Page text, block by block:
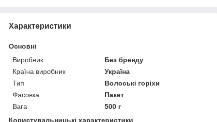
Характеристики
Основні
Виробник
Без бренду
Країна виробник
Україна
Тип
Волоські горіхи
Фасовка
Пакет
Вага
500 г
Користувальницькі характеристики